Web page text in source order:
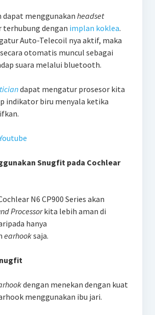
dapat menggunakan headset
terhubung dengan implan koklea.
Auto-Telecoil nya aktif, maka
otomatis muncul sebagai
suara melalui bluetooth.
dapat mengatur prosesor kita
indikator biru menyala ketika
Snugfit pada Cochlear
N6 CP900 Series akan
Processorkita lebih aman di
hanya
earhooksaja.
dengan menekan dengan kuat
menggunakan ibu jari.